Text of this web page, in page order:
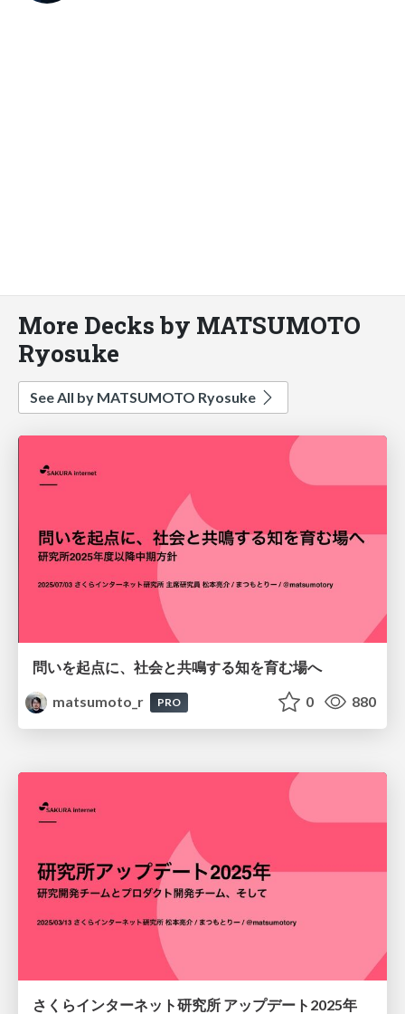
More Decks by MATSUMOTO
Ryosuke
See All by MATSUMOTO Ryosuke
問いを起点に、社会と共鳴する知を育む場へ
matsumoto_r
PRO 0 880
さくらインターネット研究所 アップデート2025年